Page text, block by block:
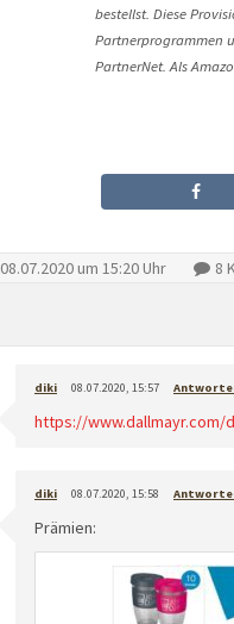
bestellst. Diese
Partnerprogrammen
PartnerNet. Als
08.07.2020 um 15:20 Uhr 8
diki 08.07.2020, 15:57
https://www.dallmayr.com/
diki 08.07.2020, 15:58
Prämien: